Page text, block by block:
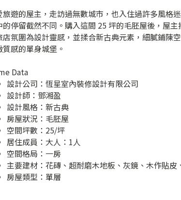
旅遊的屋主，走訪過無數城市，也入住過許多風格
的停留截然不同。購入這間 25 坪的毛胚屋後，屋
店氛圍為設計靈感，並揉合新古典元素，細膩鋪陳
質感的單身城堡。
Data
設計公司： 恆星室內裝修設計有限公司
設計師：鄧湘盈
設計風格：新古典
房屋狀況：毛胚屋
空間坪數：25/坪
居住成員：大人：1人
空間格局：一房
主要建材：花磚、超耐磨木地板、灰鏡、木作貼
房屋類型：單層